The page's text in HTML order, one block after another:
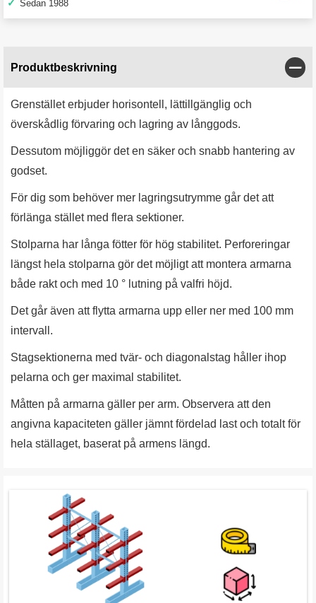
✓ Sedan 1988
Produktbeskrivning
Grenstället erbjuder horisontell, lättillgänglig och
överskådlig förvaring och lagring av långgods.
Dessutom möjliggör det en säker och snabb hantering av
godset.
För dig som behöver mer lagringsutrymme går det att
förlänga stället med flera sektioner.
Stolparna har långa fötter för hög stabilitet. Perforeringar
längst hela stolparna gör det möjligt att montera armarna
både rakt och med 10 ° lutning på valfri höjd.
Det går även att flytta armarna upp eller ner med 100 mm
intervall.
Stagsektionerna med tvär- och diagonalstag håller ihop
pelarna och ger maximal stabilitet.
Måtten på armarna gäller per arm. Observera att den
angivna kapaciteten gäller jämnt fördelad last och totalt för
hela ställaget, baserat på armens längd.